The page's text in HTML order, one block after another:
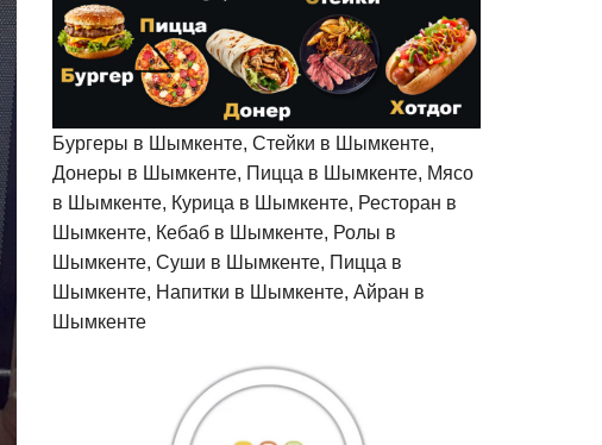
Бургеры в Шымкенте, Стейки в Шымкенте,
Донеры в Шымкенте, Пицца в Шымкенте, Мясо
в Шымкенте, Курица в Шымкенте, Ресторан в
Шымкенте, Кебаб в Шымкенте, Ролы в
Шымкенте, Суши в Шымкенте, Пицца в
Шымкенте, Напитки в Шымкенте, Айран в
Шымкенте